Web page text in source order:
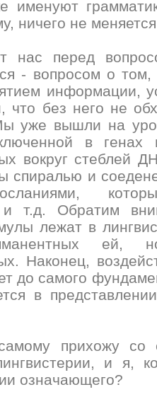
именуют
ничего не
нас перед
- вопросом о том,
информации,
что без него не
уже вышли на
в генах
вокруг стеблей
спиралью и
и т.д. Обратим
лежат в
ей,
Наконец,
до самого
в
прихожу со
и я,
означающего?